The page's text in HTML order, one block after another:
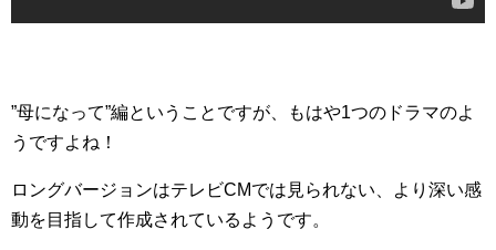
”母になって”編ということですが、もはや1つのドラマのよ
うですよね！
ロングバージョンはテレビCMでは見られない、より深い感
動を目指して作成されているようです。